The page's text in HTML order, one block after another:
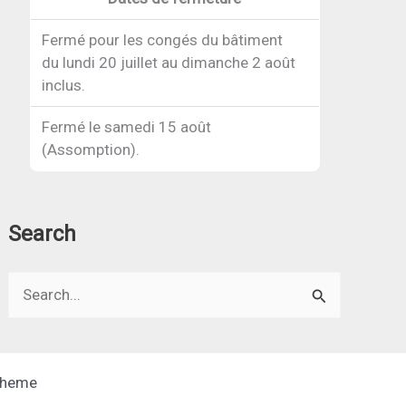
Fermé pour les congés du bâtiment
du lundi 20 juillet au dimanche 2 août
inclus.
Fermé le samedi 15 août
(Assomption).
Search
for: